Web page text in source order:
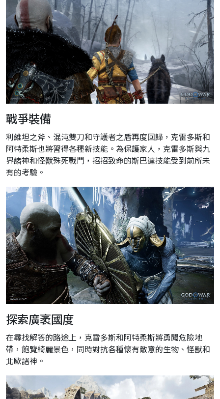
戰爭裝備
利維坦之斧、混沌雙刀和守護者之盾再度回歸，克雷多斯和
阿特柔斯也將習得各種新技能。為保護家人，克雷多斯與九
界諸神和怪獸殊死戰鬥，招招致命的斯巴達技能受到前所未
有的考驗。
探索廣袤國度
在尋找解答的路途上，克雷多斯和阿特柔斯將勇闖危險地
帶，飽覽綺麗景色，同時對抗各種懷有敵意的生物、怪獸和
北歐諸神。